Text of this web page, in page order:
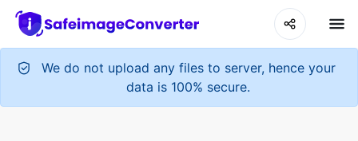
We do not upload any files to server, hence your
data is 100% secure.